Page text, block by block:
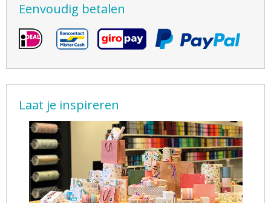
Eenvoudig betalen
Laat je inspireren